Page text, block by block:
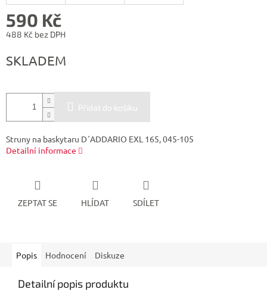
590 Kč
488 Kč bez DPH
cena:
SKLADEM
Přidat do košíku
Struny na baskytaru D´ADDARIO EXL 165, 045-105
Detailní informace
ZEPTAT SE HLÍDAT SDÍLET
Popis Hodnocení Diskuze
Detailní popis produktu